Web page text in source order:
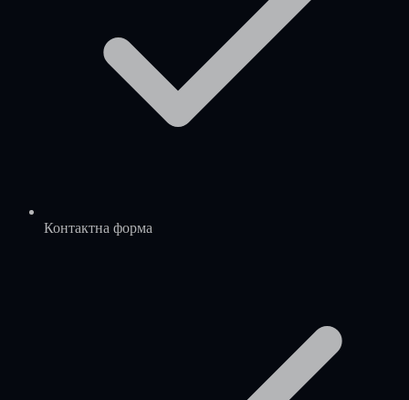
Контактна форма